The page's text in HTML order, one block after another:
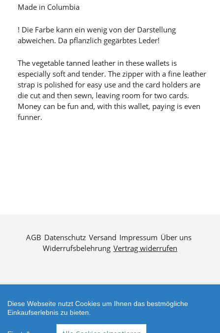
Made in Columbia
! Die Farbe kann ein wenig von der Darstellung
abweichen. Da pflanzlich gegärbtes Leder!
The vegetable tanned leather in these wallets is
especially soft and tender. The zipper with a fine leather
strap is polished for easy use and the card holders are
die cut and then sewn, leaving room for two cards.
Money can be fun and, with this wallet, paying is even
funner.
AGB Datenschutz Versand Impressum Über uns
Widerrufsbelehrung Vertrag widerrufen
Zahlungsarten
Diese Webseite nutzt Cookies um Ihnen das bestmögliche
Einkaufserlebnis zu bieten.